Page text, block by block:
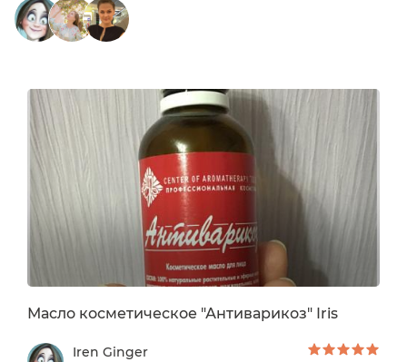
Масло косметическое "Антиварикоз" Iris
Iren Ginger